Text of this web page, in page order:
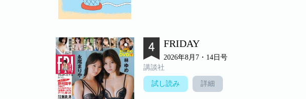
FRIDAY
2026年8月7・14日号
講談社
試し読み 詳細